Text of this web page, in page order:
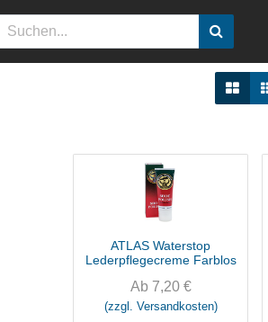
ATLAS Waterstop
Lederpflegecreme Farblos
Ab 7,20€
(zzgl. Versandkosten)